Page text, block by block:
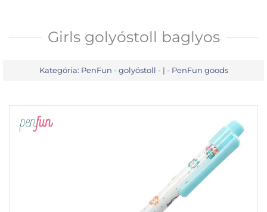
Girls golyóstoll baglyos
Kategória: PenFun - golyóstoll - | - PenFun goods